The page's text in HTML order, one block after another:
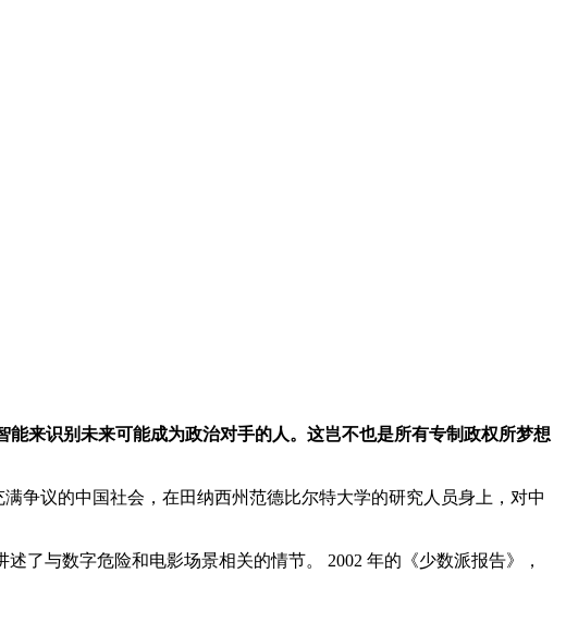
来识别未来可能成为政治对手的人。这岂不也是所有专制政权所梦想
争议的中国社会，在田纳西州范德比尔特大学的研究人员身上，对中
了与数字危险和电影场景相关的情节。 2002 年的《少数派报告》，